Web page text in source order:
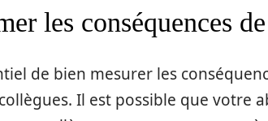
les conséquences
de bien mesurer les
Il est possible que votre